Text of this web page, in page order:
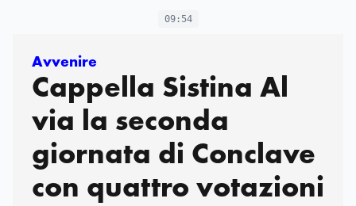
09:54
Avvenire
Cappella Sistina Al
via la seconda
giornata di Conclave
con quattro votazioni